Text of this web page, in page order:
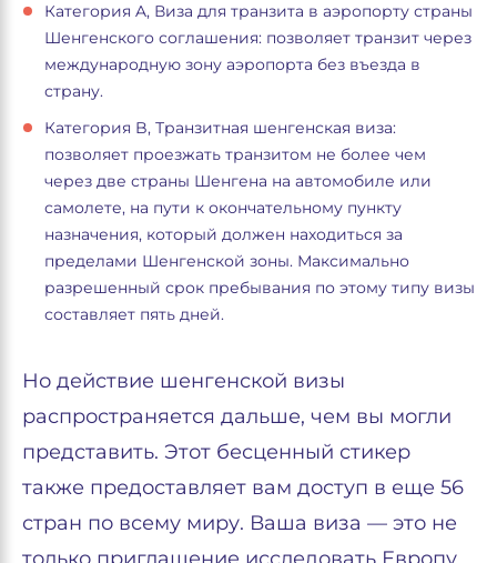
Категория A, Виза для транзита в аэропорту страны
Шенгенского соглашения: позволяет транзит через
международную зону аэропорта без въезда в
страну.
Категория B, Транзитная шенгенская виза:
позволяет проезжать транзитом не более чем
через две страны Шенгена на автомобиле или
самолете, на пути к окончательному пункту
назначения, который должен находиться за
пределами Шенгенской зоны. Максимально
разрешенный срок пребывания по этому типу визы
составляет пять дней.
Но действие шенгенской визы
распространяется дальше, чем вы могли
представить. Этот бесценный стикер
также предоставляет вам доступ в еще 56
стран по всему миру. Ваша виза — это не